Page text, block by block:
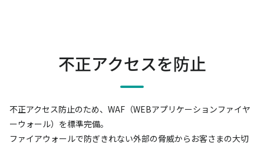
不正アクセスを防止
不正アクセス防止のため、WAF（WEBアプリケーションファイヤ
ーウォール）を標準完備。
ファイアウォールで防ぎきれない外部の脅威からお客さまの大切